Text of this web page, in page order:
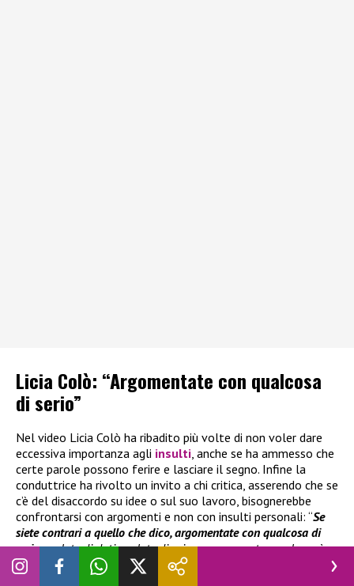
Licia Colò: “Argomentate con qualcosa
di serio”
Nel video Licia Colò ha ribadito più volte di non voler dare
eccessiva importanza agli insulti , anche se ha ammesso che
certe parole possono ferire e lasciare il segno. Infine la
conduttrice ha rivolto un invito a chi critica, asserendo che se
c’è del disaccordo su idee o sul suo lavoro, bisognerebbe
confrontarsi con argomenti e non con insulti personali: “Se
siete contrari a quello che dico, argomentate con qualcosa di
serio, parlate di dati, parlate di scienza, ma queste parole così
gratuite non meritano l’attenzione di nessuno, però non
meritano neanche di ferire .” Tantissimi sono stati i messaggi di